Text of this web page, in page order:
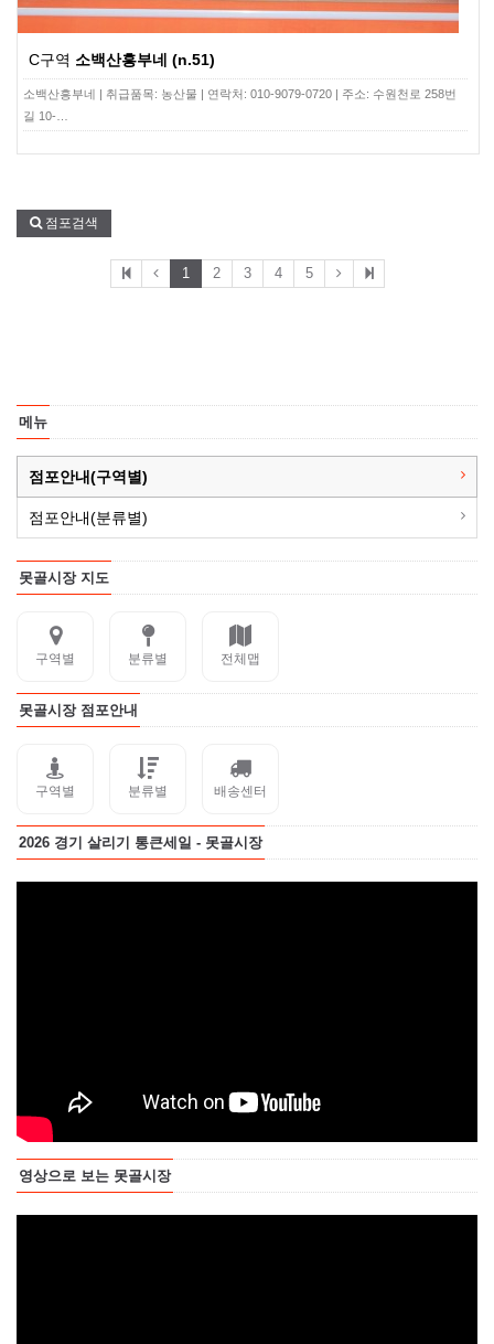
C구역 소백산흥부네 (n.51)
소백산흥부네 | 취급품목: 농산물 | 연락처: 010-9079-0720 | 주소: 수원천로 258번
길 10-…
점포검색
1 2 3 4 5
메뉴
점포안내(구역별)
점포안내(분류별)
못골시장 지도
구역별 분류별 전체맵
못골시장 점포안내
구역별 분류별 배송센터
2026 경기 살리기 통큰세일 - 못골시장
영상으로 보는 못골시장